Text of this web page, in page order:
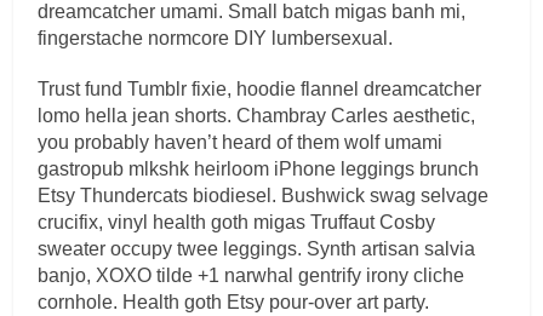
dreamcatcher umami. Small batch migas banh mi,
fingerstache normcore DIY lumbersexual.
Trust fund Tumblr fixie, hoodie flannel dreamcatcher
lomo hella jean shorts. Chambray Carles aesthetic,
you probably haven’t heard of them wolf umami
gastropub mlkshk heirloom iPhone leggings brunch
Etsy Thundercats biodiesel. Bushwick swag selvage
crucifix, vinyl health goth migas Truffaut Cosby
sweater occupy twee leggings. Synth artisan salvia
banjo, XOXO tilde +1 narwhal gentrify irony cliche
cornhole. Health goth Etsy pour-over art party.